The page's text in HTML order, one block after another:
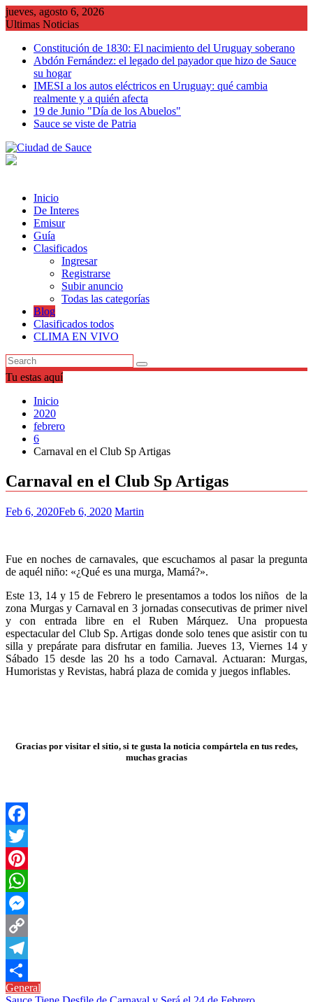
Saltar
al
jueves, agosto 6, 2026
Ultimas Noticias
Constitución de 1830: El nacimiento del Uruguay soberano
Abdón Fernández: el legado del payador que hizo de Sauce
su hogar
IMESI a los autos eléctricos en Uruguay: qué cambia
realmente y a quién afecta
19 de Junio "Día de los Abuelos"
Sauce se viste de Patria
Inicio
De Interes
Emisur
Guía
Clasificados
Ingresar
Registrarse
Subir anuncio
Todas las categorías
Blog
Clasificados todos
CLIMA EN VIVO
Tu estas aquí
Inicio
2020
febrero
6
Carnaval en el Club Sp Artigas
Carnaval en el Club Sp Artigas
Feb 6, 2020Feb 6, 2020 Martin
Fue en noches de carnavales, que escuchamos al pasar la pregunta
de aquél niño: «¿Qué es una murga, Mamá?».
Este 13, 14 y 15 de Febrero le presentamos a todos los niños de la
zona Murgas y Carnaval en 3 jornadas consecutivas de primer nivel
y con entrada libre en el Ruben Márquez. Una propuesta
espectacular del Club Sp. Artigas donde solo tenes que asistir con tu
silla y prepárate para disfrutar en familia. Jueves 13, Viernes 14 y
Sábado 15 desde las 20 hs a todo Carnaval. Actuaran: Murgas,
Humoristas y Revistas, habrá plaza de comida y juegos inflables.
Gracias por visitar el sitio, si te gusta la noticia compártela en tus redes,
muchas gracias
Facebook
Twitter
Pinterest
WhatsApp
Messenger
Copy
Link
Telegram
Compartir
General